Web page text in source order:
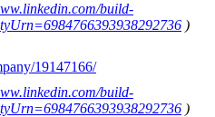
build-
)
19147166/
build-
)